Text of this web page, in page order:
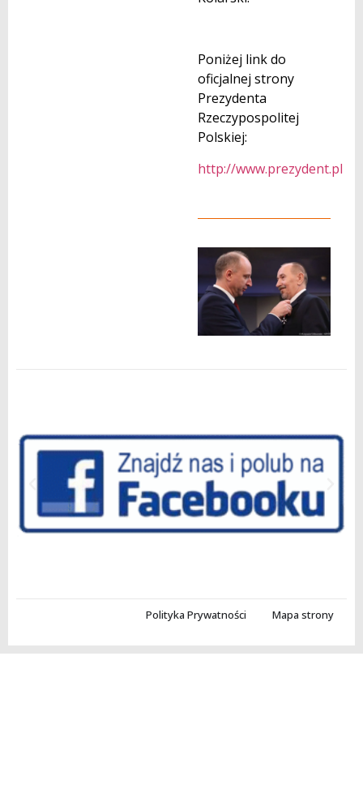
Poniżej link do
oficjalnej strony
Prezydenta
Rzeczypospolitej
Polskiej:
http://www.prezydent.pl
Polityka Prywatności Mapa strony